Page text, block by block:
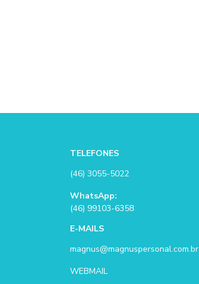
TELEFONES
(46) 3055-5022
WhatsApp:
(46) 99103-6358
E-MAILS
magnus@magnuspersonal.com.br
WEBMAIL